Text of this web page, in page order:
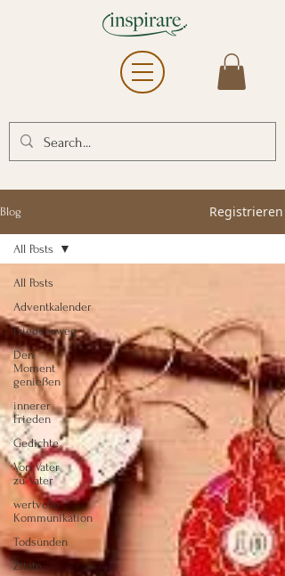
Blog Registrieren
All Posts
Adventkalender
Friedensweg
Den
Moment
genießen
innerer
Frieden
Gedichte
Von Vater
zu Vater
wertvolle
Kommunikation
Todsünden
Zitate
All Posts